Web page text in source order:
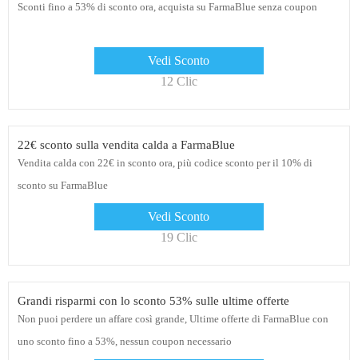
Sconti fino a 53% di sconto ora, acquista su FarmaBlue senza coupon
Vedi Sconto
12 Clic
22€ sconto sulla vendita calda a FarmaBlue
Vendita calda con 22€ in sconto ora, più codice sconto per il 10% di
sconto su FarmaBlue
Vedi Sconto
19 Clic
Grandi risparmi con lo sconto 53% sulle ultime offerte
Non puoi perdere un affare così grande, Ultime offerte di FarmaBlue con
uno sconto fino a 53%, nessun coupon necessario